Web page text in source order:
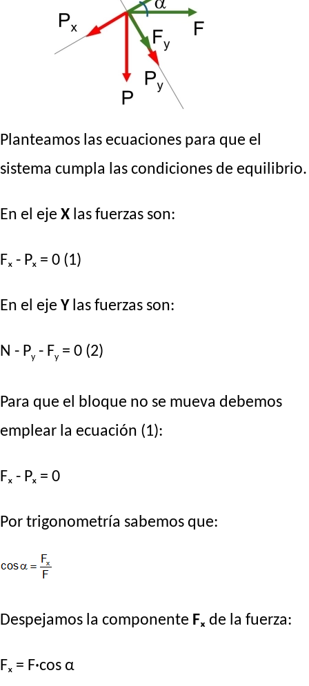
Planteamos las ecuaciones para que el
sistema cumpla las condiciones de equilibrio.
En el eje X las fuerzas son:
Fₓ - Pₓ = 0 (1)
En el eje Y las fuerzas son:
N - Py - Fy = 0 (2)
Para que el bloque no se mueva debemos
emplear la ecuación (1):
Fₓ - Pₓ = 0
Por trigonometría sabemos que:
Despejamos la componente Fₓ de la fuerza:
Fₓ = F·cos α